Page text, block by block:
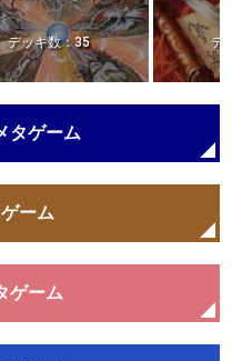
デッキ数：35 デ
タゲーム
ーム
ゲーム